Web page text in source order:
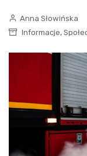
Anna Słowińska
Informacje,